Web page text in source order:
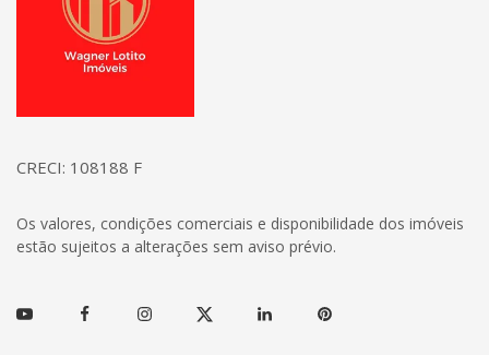
CRECI: 108188 F
Os valores, condições comerciais e disponibilidade dos imóveis
estão sujeitos a alterações sem aviso prévio.
Youtube FacebookInstagramTwitter Linkedin Pinterest